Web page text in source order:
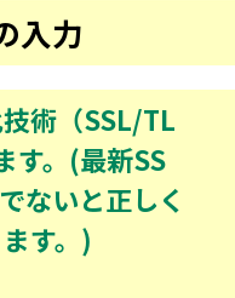
入力
術（SSL/TL
す。(最新SS
ないと正しく
す。)